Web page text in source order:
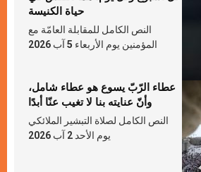
حياة الكنيسة
النص الكامل للمقابلة العامّة مع
المؤمنين يوم الأربعاء 5 آب 2026
عطاء الرّبّ يسوع هو عطاء شامل،
وأنّ عنايته بنا لا تغيب عنّا أبدًا
النص الكامل لصلاة التبشير الملائكي
يوم الأحد 2 آب 2026